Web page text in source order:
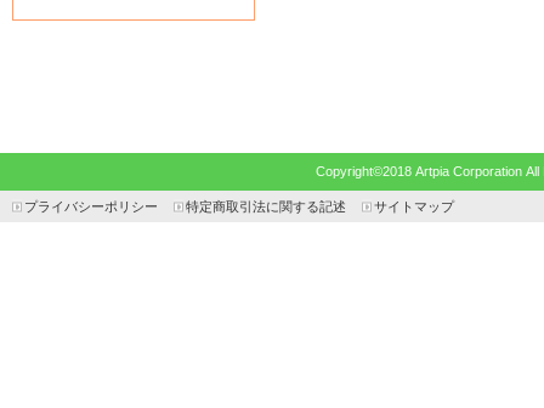
Copyright©2018 Artpia Corporation
プライバシーポリシー 特定商取引法に関する記述 サイトマップ